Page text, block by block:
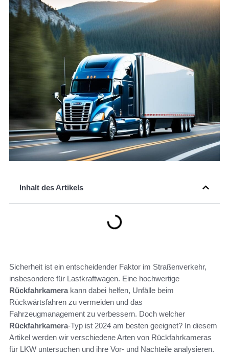
Inhalt des Artikels
Sicherheit ist ein entscheidender Faktor im Straßenverkehr,
insbesondere für Lastkraftwagen. Eine hochwertige
Rückfahrkamerakann dabei helfen, Unfälle beim
Rückwärtsfahren zu vermeiden und das
Fahrzeugmanagement zu verbessern. Doch welcher
Rückfahrkamera-Typ ist 2024 am besten geeignet? In diesem
Artikel werden wir verschiedene Arten von Rückfahrkameras
für LKW untersuchen und ihre Vor- und Nachteile analysieren.